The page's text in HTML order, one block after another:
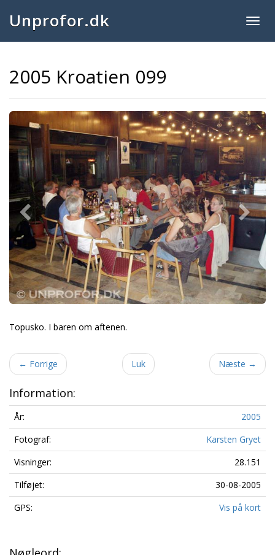
Unprofor.dk
2005 Kroatien 099
Previous Next
Topusko. I baren om aftenen.
← Forrige Luk Næste →
Information:
År:
2005
Fotograf:
Karsten Gryet
Visninger:
28.151
Tilføjet:
30-08-2005
GPS:
Vis på kort